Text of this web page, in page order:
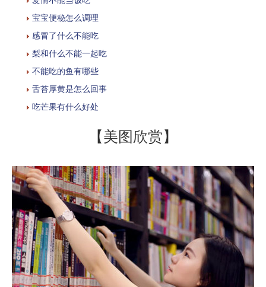
宝宝便秘怎么调理
感冒了什么不能吃
梨和什么不能一起吃
不能吃的鱼有哪些
舌苔厚黄是怎么回事
吃芒果有什么好处
【美图欣赏】